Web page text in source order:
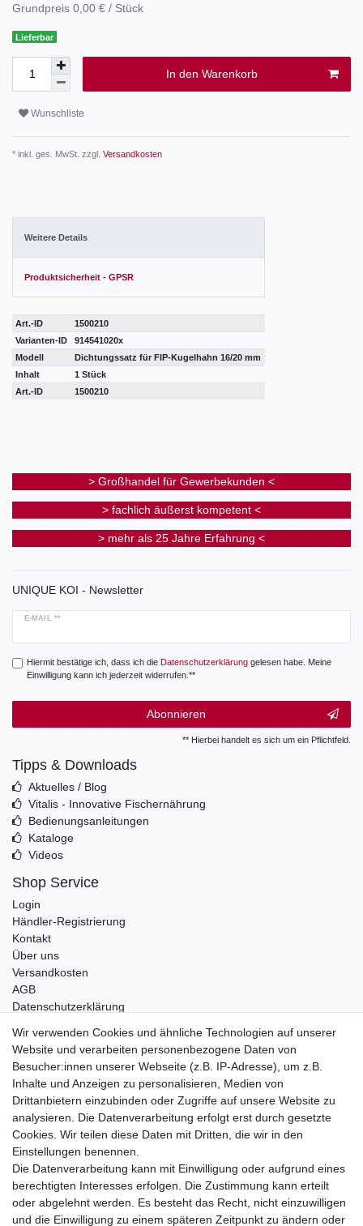
Grundpreis 0,00 € / Stück
Lieferbar
In den Warenkorb
Wunschliste
* inkl. ges. MwSt. zzgl. Versandkosten
Weitere Details
Produktsicherheit - GPSR
Art.-ID
1500210
Varianten-ID
914541020x
Modell
Dichtungssatz für FIP-Kugelhahn 16/20 mm
Inhalt
1 Stück
Art.-ID
1500210
> Großhandel für Gewerbekunden <
> fachlich äußerst kompetent <
> mehr als 25 Jahre Erfahrung <
UNIQUE KOI - Newsletter
E-MAIL **
Hiermit bestätige ich, dass ich die Daten­schutz­erklärunggelesen habe. Meine
Einwilligung kann ich jederzeit widerrufen.**
Abonnieren
** Hierbei handelt es sich um ein Pflichtfeld.
Tipps & Downloads
Aktuelles / Blog
Vitalis - Innovative Fischernährung
Bedienungsanleitungen
Kataloge
Videos
Shop Service
Login
Händler-Registrierung
Kontakt
Über uns
Versandkosten
AGB
Datenschutzerklärung
Telefonische Beratung und Unterstützung für Händler unter:
+49 2851 5895-0
Montag - Donnerstag: 08.00 - 16.30 Uhr
Freitag: 08.00 - 16.00 Uhr
Wir sind ein Großhandel, bitte wenden Sie sich als
Endkunde direkt an Ihren örtlichen Fachhändler. Vielen
Dank!
Wir verwenden Cookies und ähnliche Technologien auf unserer
Website und verarbeiten personenbezogene Daten von
Besucher:innen unserer Webseite (z.B. IP-Adresse), um z.B.
Inhalte und Anzeigen zu personalisieren, Medien von
Drittanbietern einzubinden oder Zugriffe auf unsere Website zu
analysieren. Die Datenverarbeitung erfolgt erst durch gesetzte
Cookies. Wir teilen diese Daten mit Dritten, die wir in den
Einstellungen benennen.
Die Datenverarbeitung kann mit Einwilligung oder aufgrund eines
berechtigten Interesses erfolgen. Die Zustimmung kann erteilt
oder abgelehnt werden. Es besteht das Recht, nicht einzuwilligen
und die Einwilligung zu einem späteren Zeitpunkt zu ändern oder